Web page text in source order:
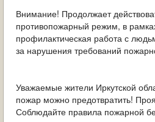
Внимание! Продолжает
противопожарный режим, в
профилактическая работа с
за нарушения требований
Уважаемые жители Иркутской
пожар можно предотвратить!
Соблюдайте правила пожарной